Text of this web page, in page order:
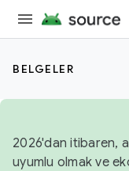
BELGELER
2026'dan itibaren,
uyumlu olmak ve